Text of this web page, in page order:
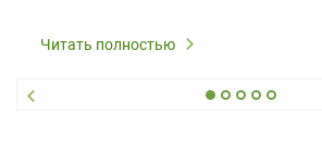
Читать полностью